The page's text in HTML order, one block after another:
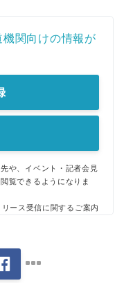
関向けの情報が
や、イベント・記者会見
覧できるようになりま
リース受信に関するご案内